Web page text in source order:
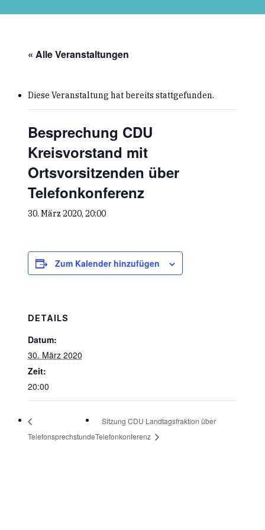
« Alle Veranstaltungen
Diese Veranstaltung hat bereits stattgefunden.
Besprechung CDU
Kreisvorstand mit
Ortsvorsitzenden über
Telefonkonferenz
30. März 2020, 20:00
Zum Kalender hinzufügen
DETAILS
Datum:
30. März 2020
Zeit:
20:00
Telefonsprechstunde
Sitzung CDU Landtagsfraktion über
Telefonkonferenz